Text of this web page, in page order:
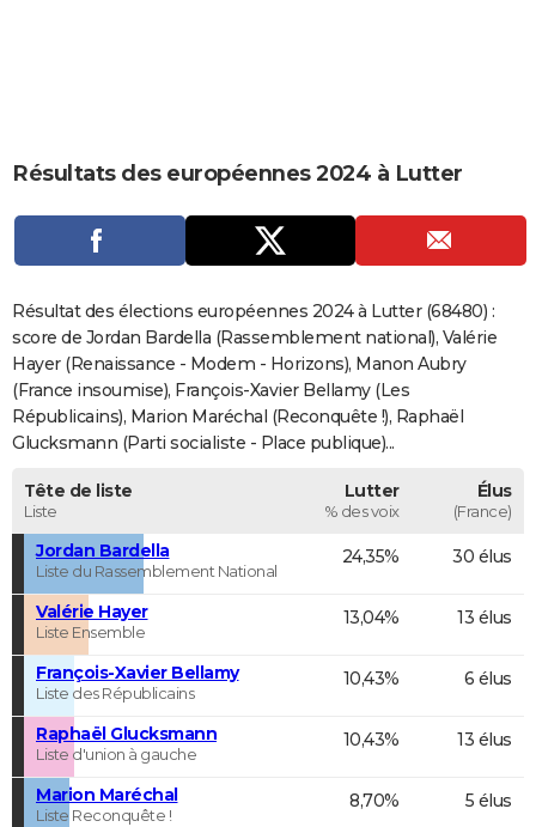
CARTE DE VOEUX
Carte de Noël
Carte Bonne année
Carte Saint-Valentin
Carte Pâques
Carte d'anniversaire
DICTIONNAIRE
Dictionnaire
Biographies
Citations
Expressions
Proverbes
PROGRAMME TV
COPAINS D'AVANT
S'inscrire
Se connecter
Lycées
Collèges
Primaires
Universités
Entreprises
Service militaire
Avis de recherche
AVIS DE DÉCÈS
FORUM
Résultats des européennes 2024 à Lutter
Résultat des élections européennes 2024 à Lutter (68480) :
score de Jordan Bardella (Rassemblement national), Valérie
Hayer (Renaissance - Modem - Horizons), Manon Aubry
(France insoumise), François-Xavier Bellamy (Les
Républicains), Marion Maréchal (Reconquête !), Raphaël
Glucksmann (Parti socialiste - Place publique)...
Tête de liste
Liste
Lutter
% des voix
Élus
(France)
Jordan Bardella
Liste du Rassemblement National
24,35% 30 élus
Valérie Hayer
Liste Ensemble
13,04% 13 élus
François-Xavier Bellamy
Liste des Républicains
10,43% 6 élus
Raphaël Glucksmann
Liste d'union à gauche
10,43% 13 élus
Marion Maréchal
Liste Reconquête !
8,70% 5 élus